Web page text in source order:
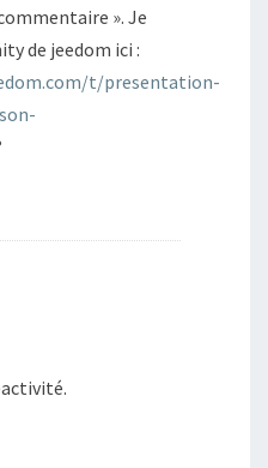
». Je
de jeedom ici :
t/presentation-